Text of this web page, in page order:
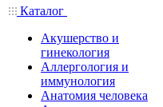
Каталог
Акушерство и
гинекология
Аллергология и
иммунология
Анатомия человека